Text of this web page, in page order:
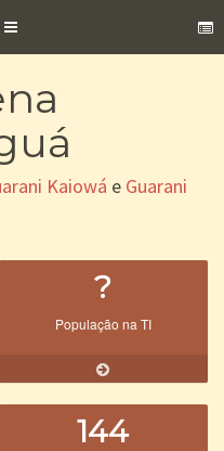
Toggle
Kaiowá e Guarani
?
População na TI
144